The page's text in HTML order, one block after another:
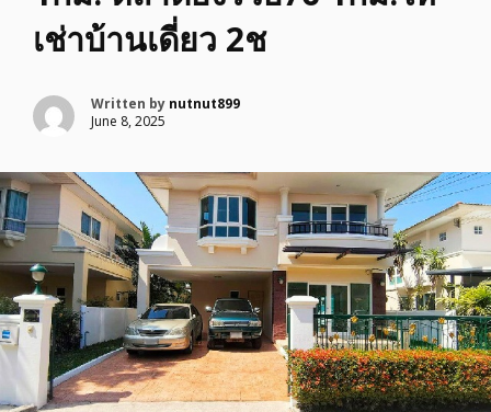
เช่าบ้านเดี่ยว 2ช
Written by nutnut899
June 8, 2025